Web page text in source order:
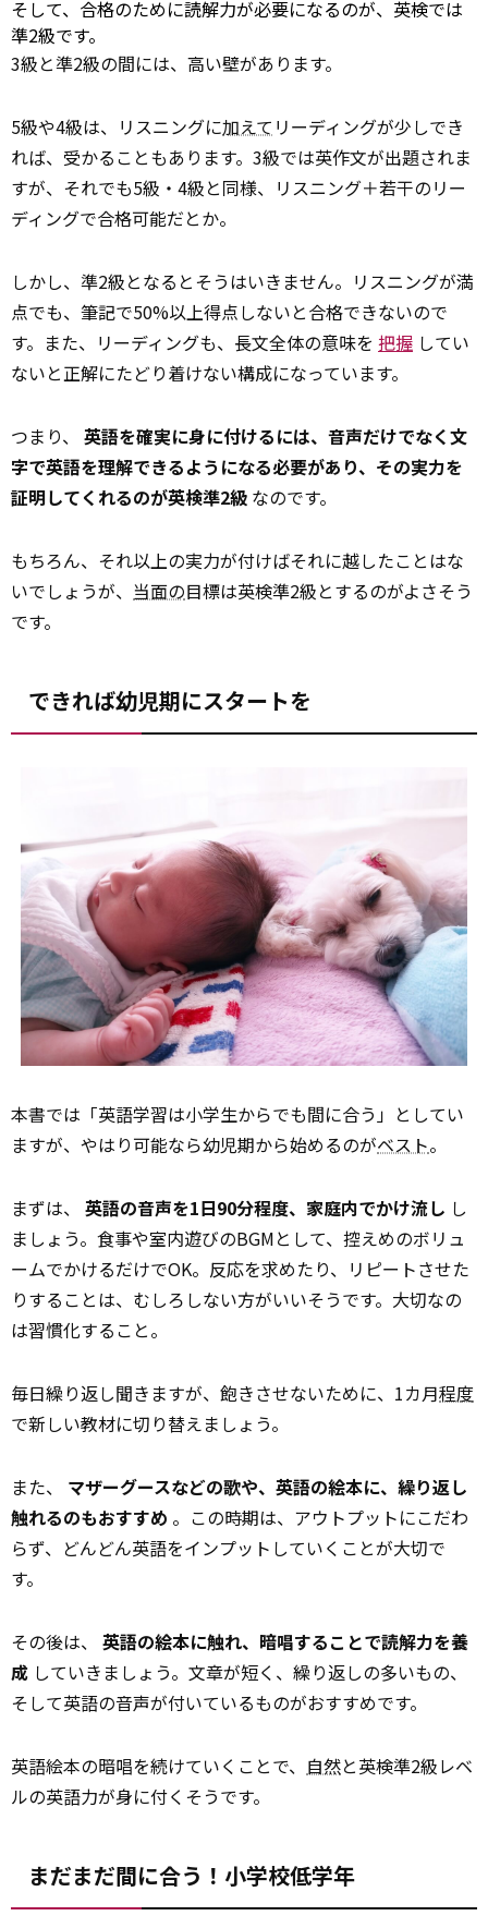
そして、合格のために読解力が必要になるのが、英検では
準2級です。
3級と準2級の間には、高い壁があります。
5級や4級は、リスニングに加えて リーディングが少しでき
れば、受かることもあります。3級では英作文が出題されま
すが、それでも5級・4級と同様、リスニング＋若干のリー
ディングで合格可能だとか。
しかし、準2級となるとそうはいきません。リスニングが満
点でも、筆記で50%以上得点しないと合格できないので
す。また、リーディングも、長文全体の意味を 把握 してい
ないと正解にたどり着けない構成になっています。
つまり、 英語を確実に身に付けるには、音声だけでなく文
字で英語を理解できるようになる必要があり、その実力を
証明してくれるのが英検準2級 なのです。
もちろん、それ以上の実力が付けばそれに越したことはな
いでしょうが、 当面の目標は英検準2級とするのがよさそう
です。
できれば幼児期にスタートを
本書では「英語学習は小学生からでも間に合う」としてい
ますが、やはり可能なら幼児期から始めるのがベスト。
まずは、 英語の音声を1日90分程度、家庭内でかけ流し し
ましょう。食事や室内遊びのBGMとして、控えめのボリュ
ームでかけるだけでOK。反応を求めたり、リピートさせた
りすることは、むしろしない方がいいそうです。大切なの
は習慣化すること。
毎日繰り返し聞きますが、飽きさせないために、1カ月程度
で新しい教材に切り替えましょう。
また、 マザーグースなどの歌や、英語の絵本に、繰り返し
触れるのもおすすめ 。この時期は、アウトプットにこだわ
らず、どんどん英語をインプットしていくことが大切で
す。
その後は、 英語の絵本に触れ、暗唱することで読解力を養
成 していきましょう。文章が短く、繰り返しの多いもの、
そして英語の音声が付いているものがおすすめです。
英語絵本の暗唱を続けていくことで、 自然と英検準2級レベ
ルの英語力が身に付くそうです。
まだまだ間に合う！小学校低学年